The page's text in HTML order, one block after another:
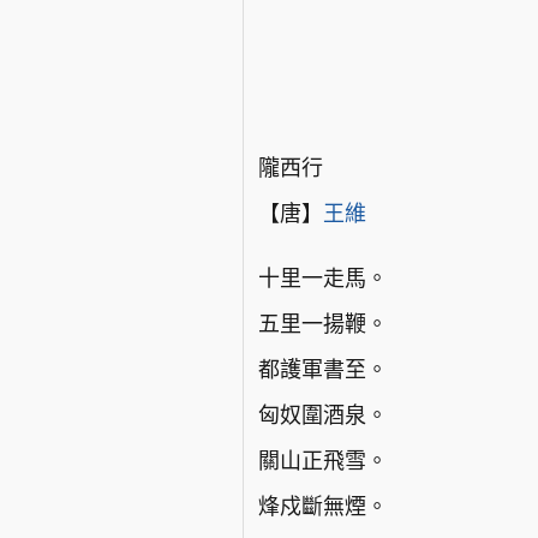
隴西行
【唐】 王維
十里一走馬。
五里一揚鞭。
都護軍書至。
匈奴圍酒泉。
關山正飛雪。
烽戍斷無煙。